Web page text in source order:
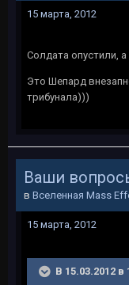
15 марта, 2012
Солдата опустили,
Это Шепард
трибунала)))
в Вселенная Mass
15 марта, 2012
В 15.03.2012